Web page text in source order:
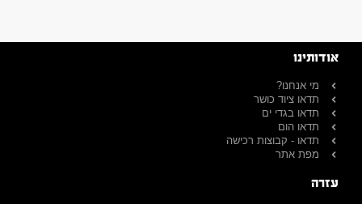
אודותינו
מי אנחנו?
תדאו ציוד כושר
תדאו בגדי ים
תדאו הום
תדאו - קבוצות רכישה
מפת אתר
עזרה